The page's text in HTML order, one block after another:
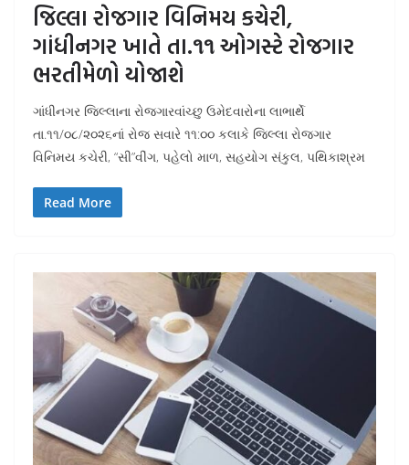
જિલ્લા રોજગાર વિનિમય કચેરી,
ગાંધીનગર ખાતે તા.૧૧ ઓગસ્ટે રોજગાર
ભરતીમેળો યોજાશે
ગાંધીનગર જિલ્લાના રોજગારવાંચ્છુ ઉમેદવારોના લાભાર્થે
તા.૧૧/૦૮/૨૦૨૬નાં રોજ સવારે ૧૧:૦૦ કલાકે જિલ્લા રોજગાર
વિનિમય કચેરી, “સી”વીંગ, પહેલો માળ, સહયોગ સંકુલ, પથિકાશ્રમ
Read More